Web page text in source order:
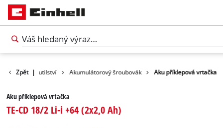
Zpět |
Domácí kutilství Akumulátorový šroubovák Aku příklepová vrtačka
Aku příklepová vrtačka
TE-CD 18/2 Li-i +64 (2x2,0 Ah)